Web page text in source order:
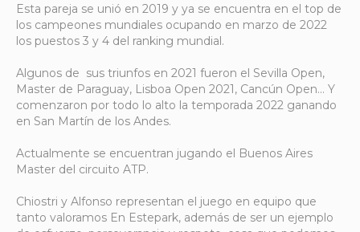
Esta pareja se unió en 2019 y ya se encuentra en el top de
los campeones mundiales ocupando en marzo de 2022
los puestos 3 y 4 del ranking mundial.
Algunos de sus triunfos en 2021 fueron el Sevilla Open,
Master de Paraguay, Lisboa Open 2021, Cancún Open… Y
comenzaron por todo lo alto la temporada 2022 ganando
en San Martín de los Andes.
Actualmente se encuentran jugando el Buenos Aires
Master del circuito ATP.
Chiostri y Alfonso representan el juego en equipo que
tanto valoramos En Estepark, además de ser un ejemplo